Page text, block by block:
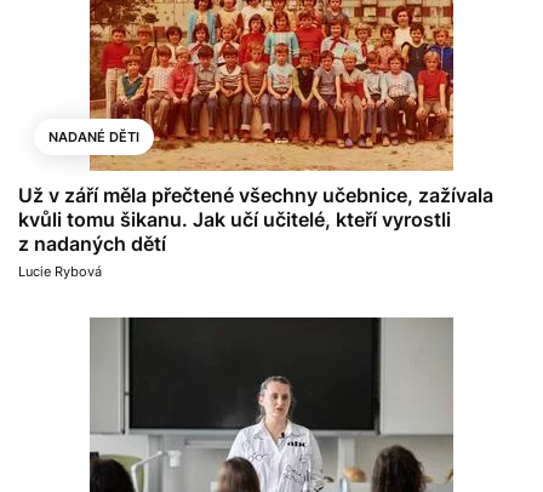
NADANÉ DĚTI
Už v září měla přečtené všechny učebnice, zažívala
kvůli tomu šikanu. Jak učí učitelé, kteří vyrostli
z nadaných dětí
Lucie Rybová